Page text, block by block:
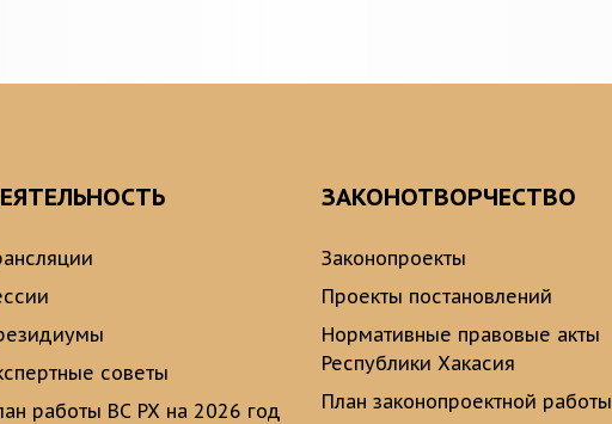
советы
работы ВС РХ на 2026 год
ЗАКОНОТВОРЧЕСТВО
Законопроекты
Проекты постановлений
Нормативные правовые акты
Республики Хакасия
План законопроектной работы